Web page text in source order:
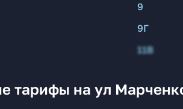
9
9Г
11В
тарифы на ул